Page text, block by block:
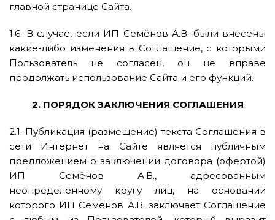
главной странице Сайта.
1.6. В случае, если ИП Семёнов А.В. были внесены
какие-либо изменения в Соглашение, с которыми
Пользователь не согласен, он не вправе
продолжать использование Сайта и его функций.
2. ПОРЯДОК ЗАКЛЮЧЕНИЯ СОГЛАШЕНИЯ
2.1. Публикация (размещение) текста Соглашения в
сети Интернет на Сайте является публичным
предложением о заключении договора (офертой)
ИП Семёнов А.В., адресованным
неопределенному кругу лиц, на основании
которого ИП Семёнов А.В. заключает Соглашение